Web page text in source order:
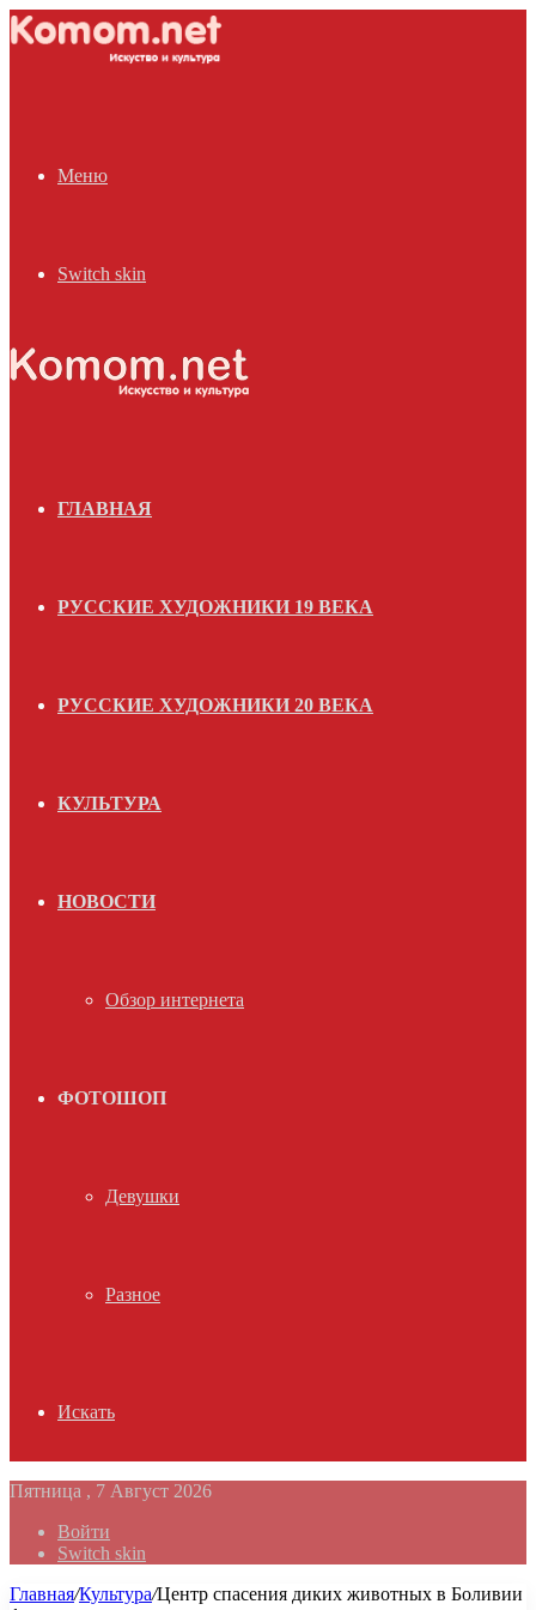
Меню
Switch skin
ГЛАВНАЯ
РУССКИЕ ХУДОЖНИКИ 19 ВЕКА
РУССКИЕ ХУДОЖНИКИ 20 ВЕКА
КУЛЬТУРА
НОВОСТИ
Обзор интернета
ФОТОШОП
Девушки
Разное
Искать
Пятница , 7 Август 2026
Войти
Switch skin
Главная/Культура/Центр спасения диких животных в Боливии